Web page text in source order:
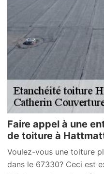
Faire appel à une
de toiture à
Voulez-vous une toiture
dans le 67330? Ceci est